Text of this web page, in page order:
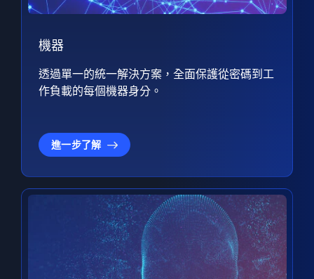
機器
透過單一的統一解決方案，全面保護從密碼到工
作負載的每個機器身分。
進一步了解